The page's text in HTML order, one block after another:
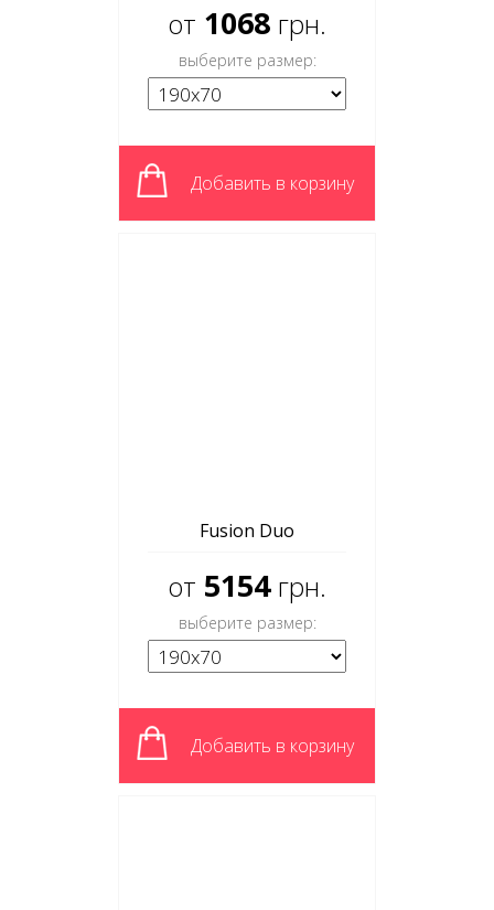
от 1068 грн.
выберите размер:
Добавить в корзину
Fusion Duo
от 5154 грн.
выберите размер:
Добавить в корзину